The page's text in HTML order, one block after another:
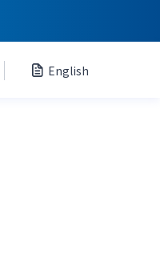
English